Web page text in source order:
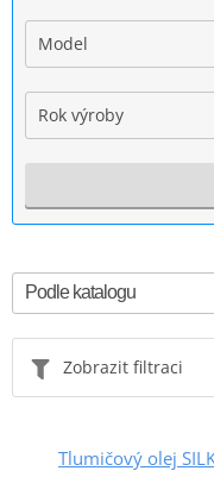
Model
Rok výroby
Zobrazit filtraci
Tlumičový olej